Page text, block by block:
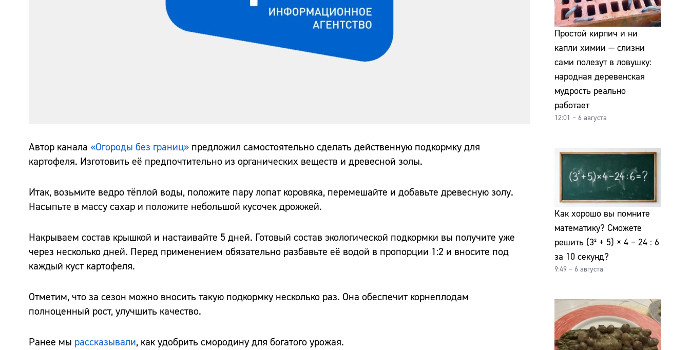
Автор канала «Огороды без границ» предложил самостоятельно сделать действенную подкормку для
картофеля. Изготовить её предпочтительно из органических веществ и древесной золы.
Итак, возьмите ведро тёплой воды, положите пару лопат коровяка, перемешайте и добавьте древесную золу.
Насыпьте в массу сахар и положите небольшой кусочек дрожжей.
Накрываем состав крышкой и настаивайте 5 дней. Готовый состав экологической подкормки вы получите уже
через несколько дней. Перед применением обязательно разбавьте её водой в пропорции 1:2 и вносите под
каждый куст картофеля.
Отметим, что за сезон можно вносить такую подкормку несколько раз. Она обеспечит корнеплодам
полноценный рост, улучшить качество.
Ранее мы рассказывали, как удобрить смородину для богатого урожая.
Простой кирпич и ни
капли химии — слизни
сами полезут в ловушку:
народная деревенская
мудрость реально
работает
12:01 – 6 августа
Как хорошо вы помните
математику? Сможете
решить (3² + 5) × 4 − 24 : 6
за 10 секунд?
9:49 – 6 августа